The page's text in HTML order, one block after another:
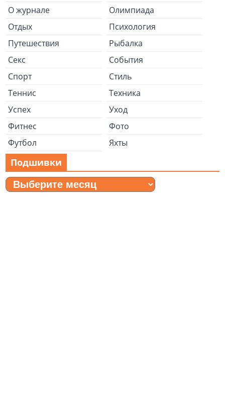
О журнале
Олимпиада
Отдых
Психология
Путешествия
Рыбалка
Секс
События
Спорт
Стиль
Теннис
Техника
Успех
Уход
Фитнес
Фото
Футбол
Яхты
Подшивки
Подшивки